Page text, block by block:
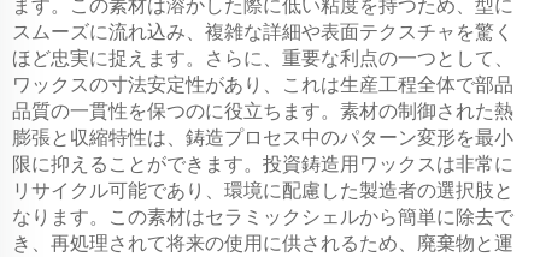
ます。この素材は溶かした際に低い粘度を持つため、型に
スムーズに流れ込み、複雑な詳細や表面テクスチャを驚く
ほど忠実に捉えます。さらに、重要な利点の一つとして、
ワックスの寸法安定性があり、これは生産工程全体で部品
品質の一貫性を保つのに役立ちます。素材の制御された熱
膨張と収縮特性は、鋳造プロセス中のパターン変形を最小
限に抑えることができます。投資鋳造用ワックスは非常に
リサイクル可能であり、環境に配慮した製造者の選択肢と
なります。この素材はセラミックシェルから簡単に除去で
き、再処理されて将来の使用に供されるため、廃棄物と運